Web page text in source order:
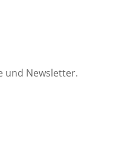
und Newsletter.